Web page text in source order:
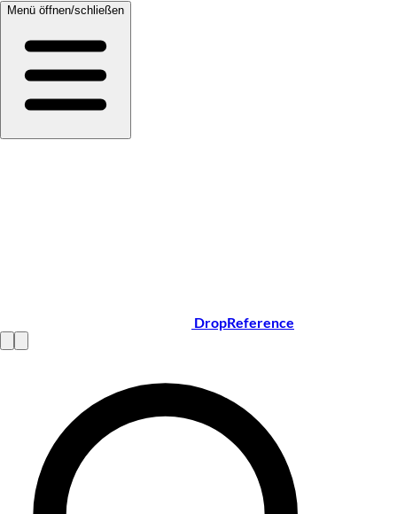
Menü öffnen/schließen
DropReference